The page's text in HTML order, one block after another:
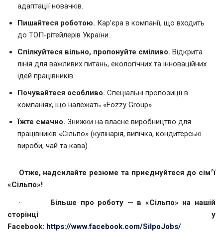
адаптації новачків.
Пишайтеся роботою. Кар’єра в компанії, що входить
до ТОП-рітейлерів України.
Спілкуйтеся вільно, пропонуйте сміливо. Відкрита
лінія для важливих питань, екологічних та інноваційних
ідей працівників.
Почувайтеся особливо. Спеціальні пропозиції в
компаніях, що належать «Fozzy Group».
Їжте смачно. Знижки на власне виробництво для
працівників «Сільпо» (кулінарія, випічка, кондитерські
вироби, чай та кава).
Отже, надсилайте резюме та приєднуйтеся до сім׳ї
«Сільпо»!
· Більше про роботу — в «Сільпо» на нашій
сторінці у
Facebook: https://www.facebook.com/SilpoJobs/